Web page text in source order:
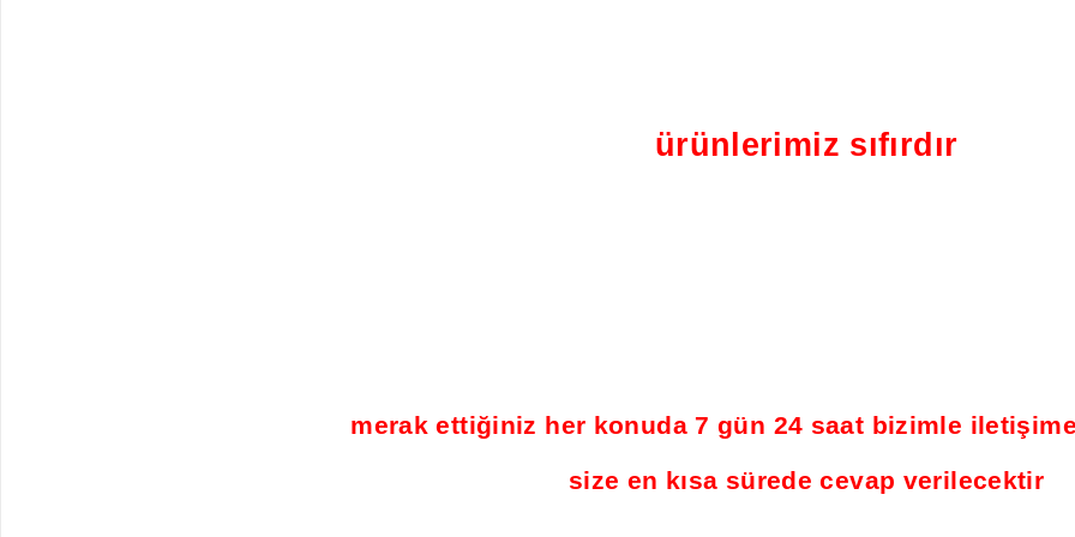
ürünlerimiz sıfırdır
merak ettiğiniz her konuda 7 gün 24 saat bizimle
size en kısa sürede cevap verilecektir